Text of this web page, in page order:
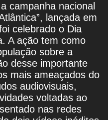
campanha nacional
lançada em
celebrado o Dia
A ação tem como
sobre a
desse importante
mais ameaçados do
audiovisuais,
voltadas ao
nas redes